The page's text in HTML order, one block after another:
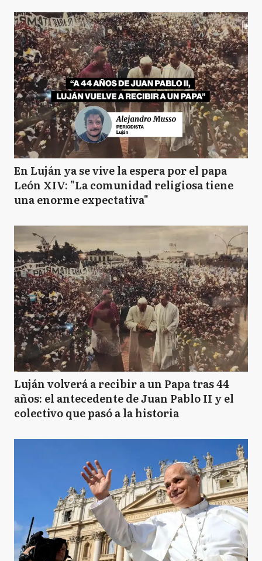
En Luján ya se vive la espera por el papa
León XIV: "La comunidad religiosa tiene
una enorme expectativa"
Luján volverá a recibir a un Papa tras 44
años: el antecedente de Juan Pablo II y el
colectivo que pasó a la historia